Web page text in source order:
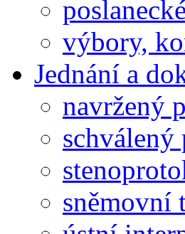
výbory,
Jednání a
navržený
schválený
sněmovní